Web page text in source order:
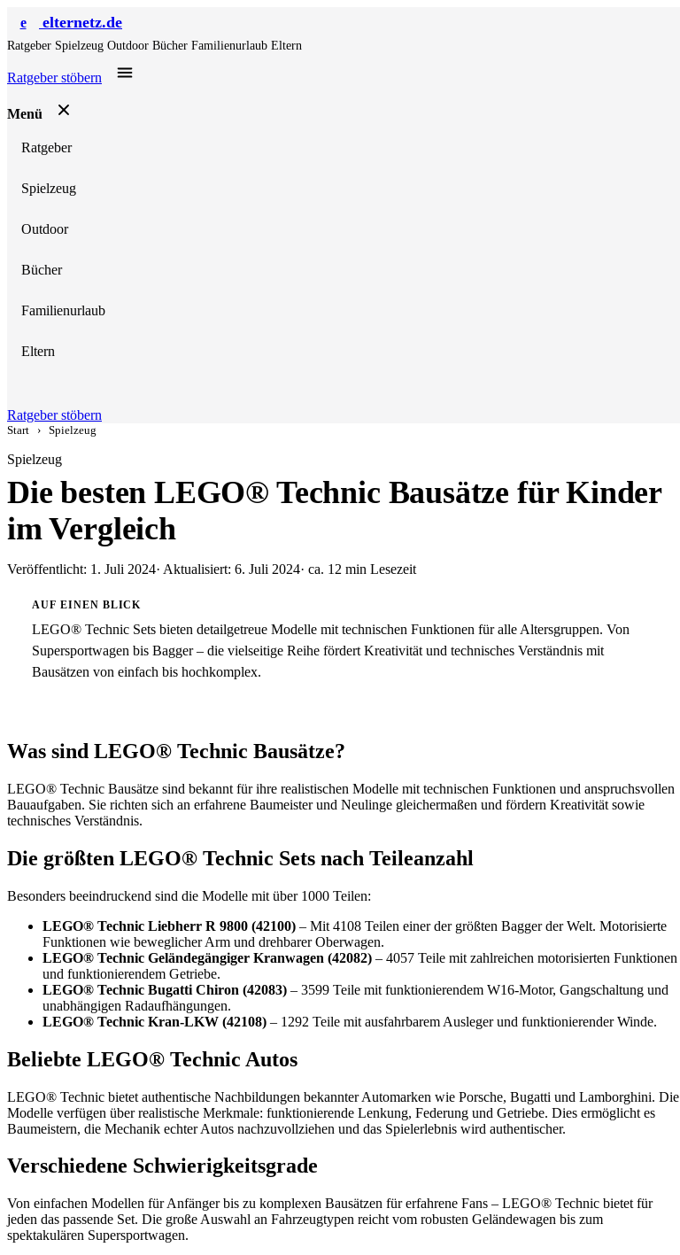
e elternetz.de
Ratgeber Spielzeug Outdoor Bücher Familienurlaub Eltern
Ratgeber stöbern
Menü
Ratgeber
Spielzeug
Outdoor
Bücher
Familienurlaub
Eltern
Ratgeber stöbern
Start › Spielzeug
Spielzeug
Die besten LEGO® Technic Bausätze für Kinder
im Vergleich
Veröffentlicht: 1. Juli 2024· Aktualisiert: 6. Juli 2024· ca. 12 min Lesezeit
AUF EINEN BLICK
LEGO® Technic Sets bieten detailgetreue Modelle mit technischen Funktionen für alle Altersgruppen. Von
Supersportwagen bis Bagger – die vielseitige Reihe fördert Kreativität und technisches Verständnis mit
Bausätzen von einfach bis hochkomplex.
Was sind LEGO® Technic Bausätze?
LEGO® Technic Bausätze sind bekannt für ihre realistischen Modelle mit technischen Funktionen und anspruchsvollen
Bauaufgaben. Sie richten sich an erfahrene Baumeister und Neulinge gleichermaßen und fördern Kreativität sowie
technisches Verständnis.
Die größten LEGO® Technic Sets nach Teileanzahl
Besonders beeindruckend sind die Modelle mit über 1000 Teilen:
LEGO® Technic Liebherr R 9800 (42100) – Mit 4108 Teilen einer der größten Bagger der Welt. Motorisierte
Funktionen wie beweglicher Arm und drehbarer Oberwagen.
LEGO® Technic Geländegängiger Kranwagen (42082) – 4057 Teile mit zahlreichen motorisierten Funktionen
und funktionierendem Getriebe.
LEGO® Technic Bugatti Chiron (42083) – 3599 Teile mit funktionierendem W16-Motor, Gangschaltung und
unabhängigen Radaufhängungen.
LEGO® Technic Kran-LKW (42108) – 1292 Teile mit ausfahrbarem Ausleger und funktionierender Winde.
Beliebte LEGO® Technic Autos
LEGO® Technic bietet authentische Nachbildungen bekannter Automarken wie Porsche, Bugatti und Lamborghini. Die
Modelle verfügen über realistische Merkmale: funktionierende Lenkung, Federung und Getriebe. Dies ermöglicht es
Baumeistern, die Mechanik echter Autos nachzuvollziehen und das Spielerlebnis wird authentischer.
Verschiedene Schwierigkeitsgrade
Von einfachen Modellen für Anfänger bis zu komplexen Bausätzen für erfahrene Fans – LEGO® Technic bietet für
jeden das passende Set. Die große Auswahl an Fahrzeugtypen reicht vom robusten Geländewagen bis zum
spektakulären Supersportwagen.